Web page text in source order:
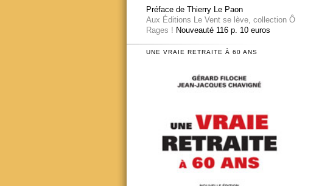
Préface de Thierry Le Paon
Aux Éditions Le Vent se lève, collection Ô
Rages ! Nouveauté 116 p. 10 euros
UNE VRAIE RETRAITE À 60 ANS